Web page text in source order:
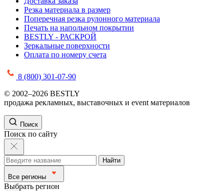
Резка материала в размер
Поперечная резка рулонного материала
Печать на напольном покрытии
BESTLY - РАСКРОЙ
Зеркальные поверхности
Оплата по номеру счета
8 (800) 301-07-90
© 2002–2026 BESTLY
продажа рекламных, выставочных и event материалов
Поиск
Поиск по сайту
Найти
Все регионы
Выбрать регион